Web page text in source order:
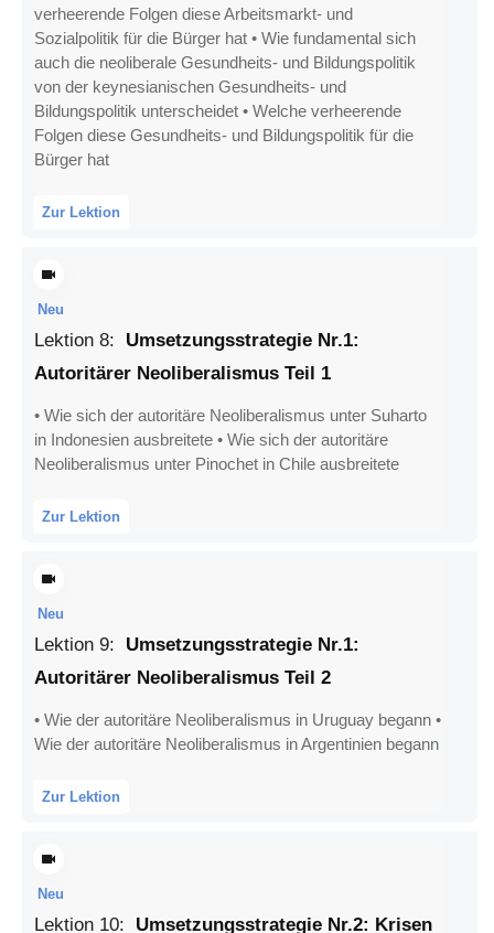
verheerende Folgen diese Arbeitsmarkt- und
Sozialpolitik für die Bürger hat • Wie fundamental sich
auch die neoliberale Gesundheits- und Bildungspolitik
von der keynesianischen Gesundheits- und
Bildungspolitik unterscheidet • Welche verheerende
Folgen diese Gesundheits- und Bildungspolitik für die
Bürger hat
Zur Lektion
Neu
Lektion 8: Umsetzungsstrategie Nr.1:
Autoritärer Neoliberalismus Teil 1
• Wie sich der autoritäre Neoliberalismus unter Suharto
in Indonesien ausbreitete • Wie sich der autoritäre
Neoliberalismus unter Pinochet in Chile ausbreitete
Zur Lektion
Neu
Lektion 9: Umsetzungsstrategie Nr.1:
Autoritärer Neoliberalismus Teil 2
• Wie der autoritäre Neoliberalismus in Uruguay begann •
Wie der autoritäre Neoliberalismus in Argentinien begann
Zur Lektion
Neu
Lektion 10: Umsetzungsstrategie Nr.2: Krisen